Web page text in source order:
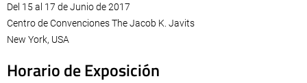
Del 15 al 17 de Junio de 2017
Centro de Convenciones The Jacob K. Javits
New York, USA
Horario de Exposición